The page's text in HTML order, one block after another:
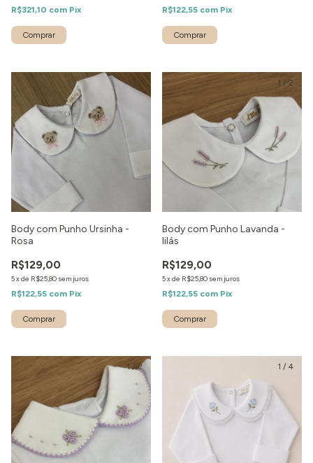
R$321,10 com Pix R$122,55 com Pix
1 / 7
Body com Punho Ursinha -
Rosa
R$129,00
5xde R$25,80 sem juros
R$122,55 com Pix
1 /2
Body com Punho Lavanda -
lilás
R$129,00
5xde R$25,80 sem juros
R$122,55 com Pix
1/2 1 / 4